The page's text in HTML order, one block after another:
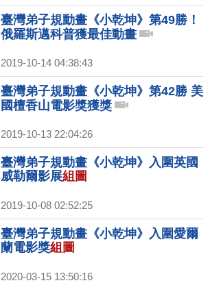
臺灣弟子規動畫《小乾坤》第49勝！
俄羅斯邁科普獲最佳動畫
2019-10-14 04:38:43
臺灣弟子規動畫《小乾坤》第42勝 美
國檀香山電影獎獲獎
2019-10-13 22:04:26
臺灣弟子規動畫《小乾坤》入圍英國
威勒爾影展組圖
2019-10-08 02:52:25
臺灣弟子規動畫《小乾坤》入圍愛爾
蘭電影獎組圖
2020-03-15 13:50:16